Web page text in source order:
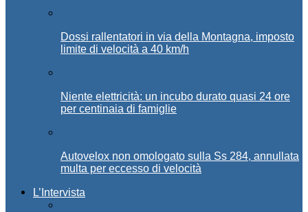
Dossi rallentatori in via della Montagna, imposto
limite di velocità a 40 km/h
Niente elettricità: un incubo durato quasi 24 ore
per centinaia di famiglie
Autovelox non omologato sulla Ss 284, annullata
multa per eccesso di velocità
L’Intervista